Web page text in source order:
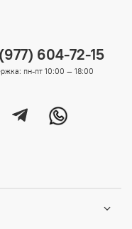
604-72-15
пн-пт 10:00 — 18:00